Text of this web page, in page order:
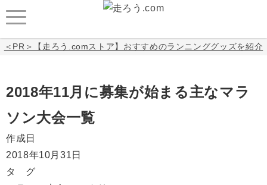
＜PR＞【走ろう.comストア】おすすめのランニンググッズを紹介
2018年11月に募集が始まる主なマラ
ソン大会一覧
作成日
2018年10月31日
タ グ